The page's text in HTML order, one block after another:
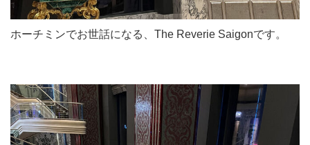
ホーチミンでお世話になる、The Reverie Saigonです。